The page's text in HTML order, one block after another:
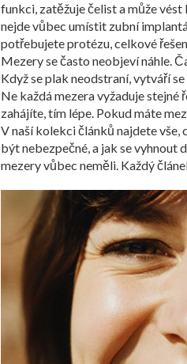
funkci, zatěžuje čelist a může
nejde vůbec umístit zubní
potřebujeteprotézu,celkové
Mezery se často neobjeví náhle.
Když se plak neodstraní, vytváří
Ne každá mezera vyžaduje stejné
zahájíte, tím lépe. Pokud máte
V naší kolekci článků najdete
být nebezpečné, a jak se vyhnout
mezery vůbec neměli. Každý